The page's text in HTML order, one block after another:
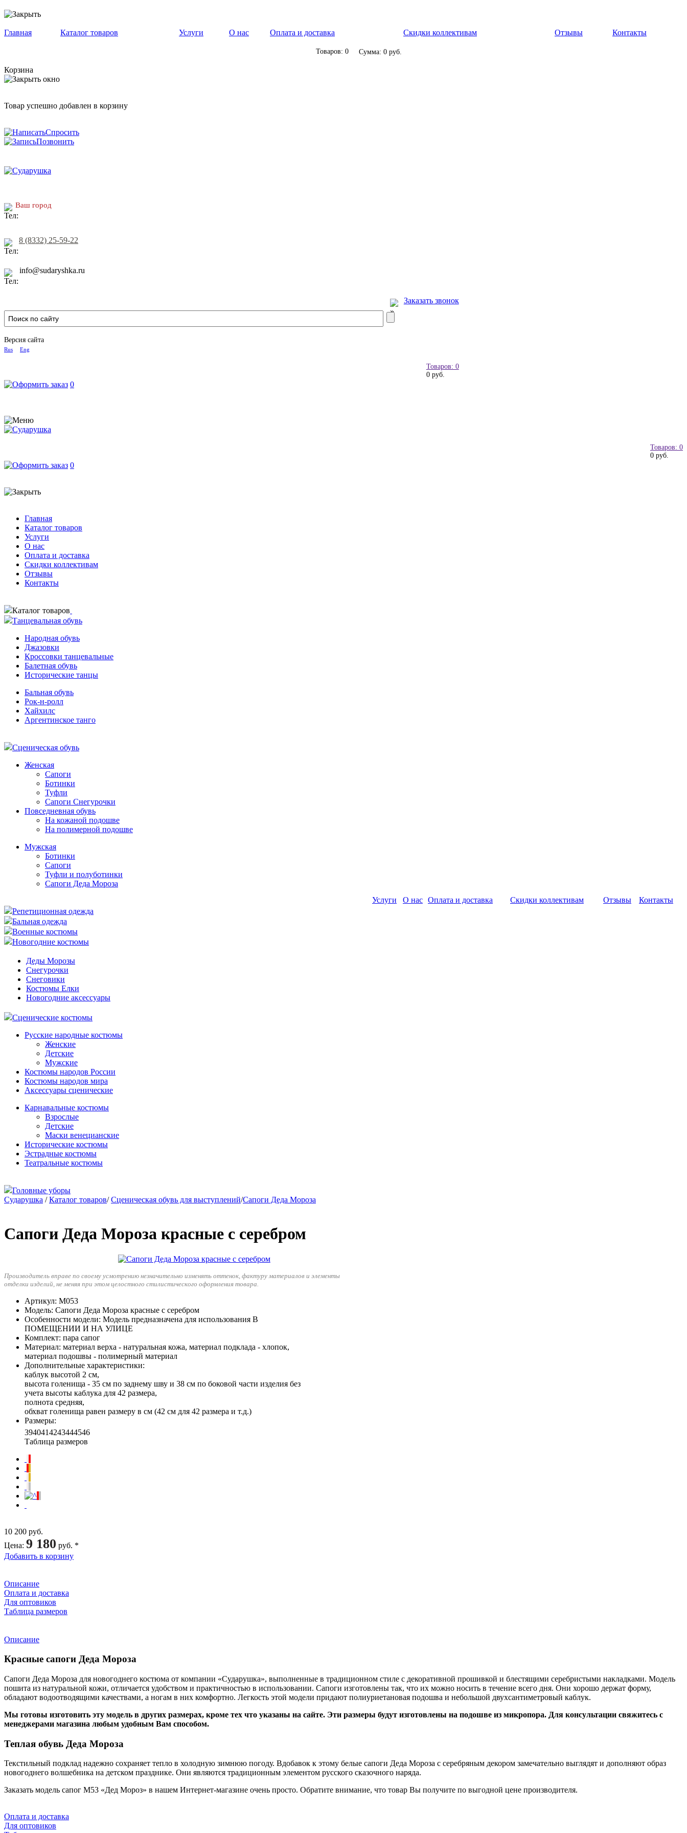
Главная Каталог товаров Услуги О нас Оплата и доставка Скидки коллективам Отзывы Контакты
Товаров: 0 Сумма: 0 руб.
Корзина
Товар успешно добавлен в корзину
Спросить
Позвонить
Ваш город
8 (8332) 25-59-22
info@sudaryshka.ru
Заказать звонок
Версия сайта
Rus Eng
Товаров: 0
0 руб.
0
Товаров: 0
0 руб.
0
Главная
Каталог товаров
Услуги
О нас
Оплата и доставка
Скидки коллективам
Отзывы
Контакты
Каталог товаров
Танцевальная обувь
Народная обувь
Джазовки
Кроссовки танцевальные
Балетная обувь
Исторические танцы
Бальная обувь
Рок-н-ролл
Хайхилс
Аргентинское танго
Сценическая обувь
Женская
Сапоги
Ботинки
Туфли
Сапоги Снегурочки
Повседневная обувь
На кожаной подошве
На полимерной подошве
Мужская
Ботинки
Сапоги
Туфли и полуботинки
Сапоги Деда Мороза
Репетиционная одежда
Бальная одежда
Военные костюмы
Новогодние костюмы
Деды Морозы
Снегурочки
Снеговики
Костюмы Елки
Новогодние аксессуары
Сценические костюмы
Русские народные костюмы
Женские
Детские
Мужские
Костюмы народов России
Костюмы народов мира
Аксессуары сценические
Карнавальные костюмы
Взрослые
Детские
Маски венецианские
Исторические костюмы
Эстрадные костюмы
Театральные костюмы
Головные уборы
Услуги О нас Оплата и доставка Скидки коллективам Отзывы Контакты
Сударушка / Каталог товаров/ Сценическая обувь для выступлений/Сапоги Деда Мороза
Сапоги Деда Мороза красные с серебром
Производитель вправе по своему усмотрению незначительно изменять оттенок, фактуру материалов и элементы
отделки изделий, не меняя при этом целостного стилистического оформления товара.
Артикул: М053
Модель: Сапоги Деда Мороза красные с серебром
Особенности модели: Модель предназначена для использования В
ПОМЕЩЕНИИ И НА УЛИЦЕ
Комплект: пара сапог
Материал: материал верха - натуральная кожа, материал подклада - хлопок,
материал подошвы - полимерный материал
Дополнительные характеристики:
каблук высотой 2 см,
высота голенища - 35 см по заднему шву и 38 см по боковой части изделия без
учета высоты каблука для 42 размера,
полнота средняя,
обхват голенища равен размеру в см (42 см для 42 размера и т.д.)
Размеры:
3940414243444546
Таблица размеров
10 200 руб.
Цена: 9 180 руб. *
Добавить в корзину
Описание
Оплата и доставка
Для оптовиков
Таблица размеров
Описание
Красные сапоги Деда Мороза
Сапоги Деда Мороза для новогоднего костюма от компании «Сударушка», выполненные в традиционном стиле с декоративной прошивкой и блестящими серебристыми накладками. Модель
пошита из натуральной кожи, отличается удобством и практичностью в использовании. Сапоги изготовлены так, что их можно носить в течение всего дня. Они хорошо держат форму,
обладают водоотводящими качествами, а ногам в них комфортно. Легкость этой модели придают полиуриетановая подошва и небольшой двухсантиметровый каблук.
Мы готовы изготовить эту модель в других размерах, кроме тех что указаны на сайте. Эти размеры будут изготовлены на подошве из микропора. Для консультации свяжитесь с
менеджерами магазина любым удобным Вам способом.
Теплая обувь Деда Мороза
Текстильный подклад надежно сохраняет тепло в холодную зимнюю погоду. Вдобавок к этому белые сапоги Деда Мороза с серебряным декором замечательно выглядят и дополняют образ
новогоднего волшебника на детском празднике. Они являются традиционным элементом русского сказочного наряда.
Заказать модель сапог М53 «Дед Мороз» в нашем Интернет-магазине очень просто. Обратите внимание, что товар Вы получите по выгодной цене производителя.
Оплата и доставка
Для оптовиков